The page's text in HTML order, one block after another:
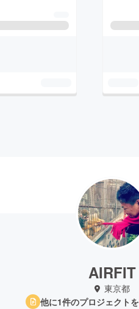
AIRFIT
東京都
他に1件のプロジェクト